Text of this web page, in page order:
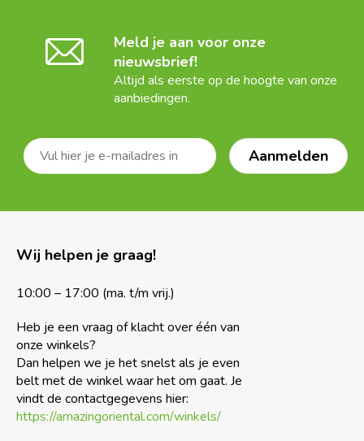
Meld je aan voor onze
nieuwsbrief!
Altijd als eerste op de hoogte van onze
aanbiedingen.
Wij helpen je graag!
10:00 – 17:00 (ma. t/m vrij.)
Heb je een vraag of klacht over één van
onze winkels?
Dan helpen we je het snelst als je even
belt met de winkel waar het om gaat. Je
vindt de contactgegevens hier:
https://amazingoriental.com/winkels/